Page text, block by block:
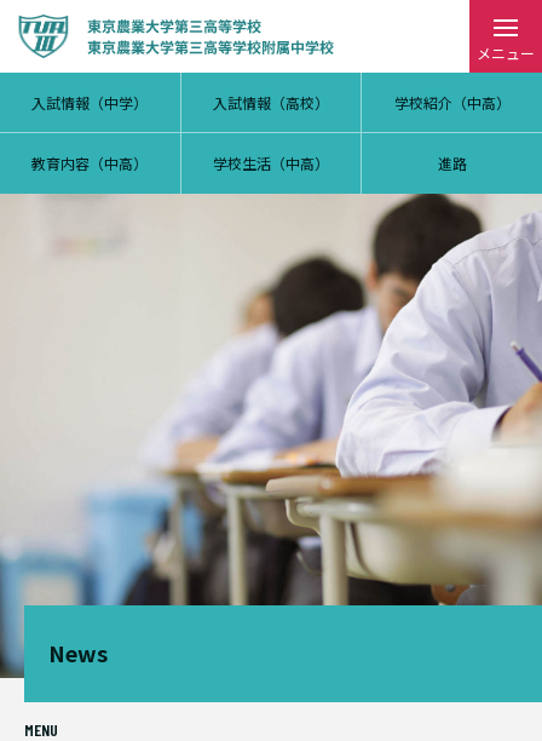
入試情報（中学） 入試情報（高校） 学校紹介（中高）
教育内容（中高） 学校生活（中高） 進路
メニュー
News
MENU